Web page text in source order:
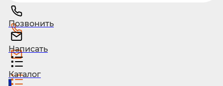
Позвонить
Написать
Каталог
1